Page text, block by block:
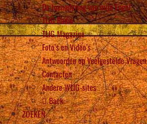
De toenadering van mijn Engel
TLIG Radio
TLIG Magazine
Foto’s en Video’s
Antwoorden op Veelgestelde Vragen
Contacten
Andere WLIG-sites
Back
ZOEKEN